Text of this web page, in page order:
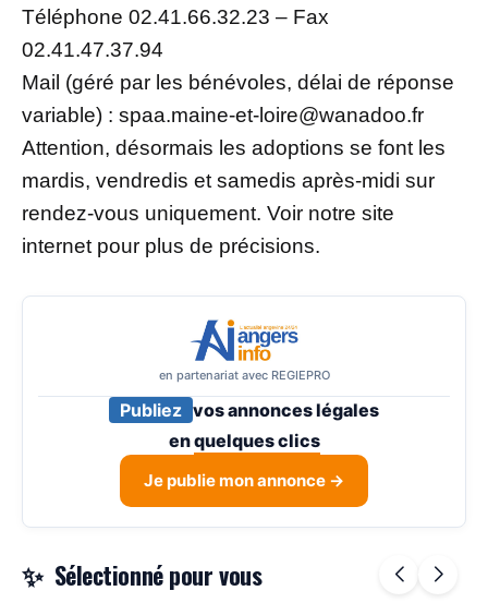
Téléphone 02.41.66.32.23 – Fax
02.41.47.37.94
Mail (géré par les bénévoles, délai de réponse
variable) : spaa.maine-et-loire@wanadoo.fr
Attention, désormais les adoptions se font les
mardis, vendredis et samedis après-midi sur
rendez-vous uniquement. Voir notre site
internet pour plus de précisions.
en partenariat avec REGIEPRO
Publiez vos annonces légales
enquelques clics
Je publie mon annonce →
Sélectionné pour vous